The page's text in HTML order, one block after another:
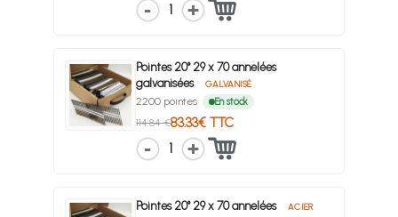
1
Pointes 20° 29 x 70 annelées
galvanisées
GALVANISÉ
2200 pointes En stock
114.84 €83.33€ TTC
1
Pointes 20° 29 x 70 annelées ACIER